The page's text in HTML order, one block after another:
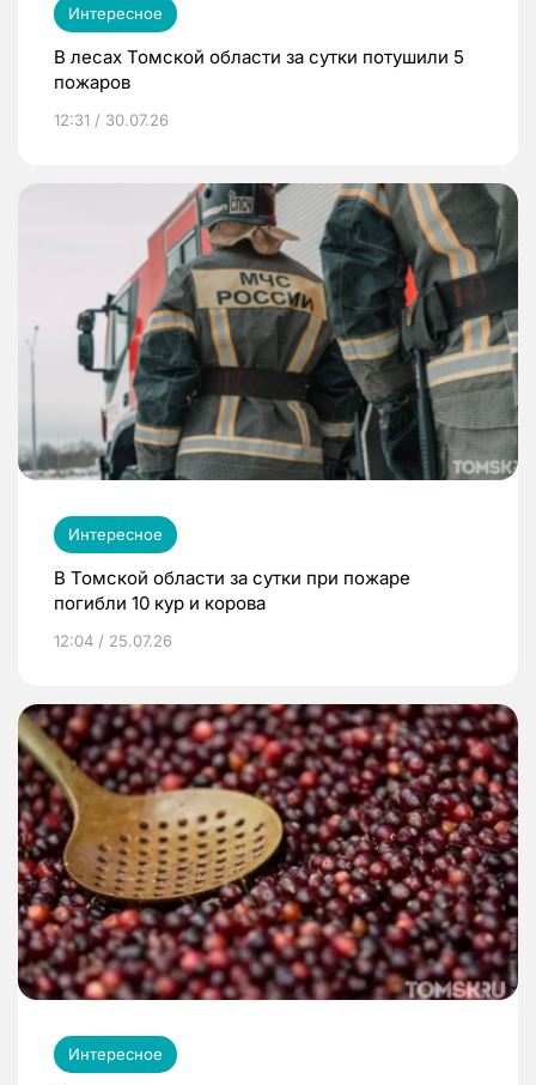
Интересное
В лесах Томской области за сутки потушили 5
пожаров
12:31 / 30.07.26
Интересное
В Томской области за сутки при пожаре
погибли 10 кур и корова
12:04 / 25.07.26
Интересное